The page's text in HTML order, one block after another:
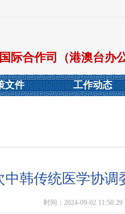
国际合作司（港澳台办
文件 工作动态
中韩传统医学协调
时间：2024-09-02 11:50:29